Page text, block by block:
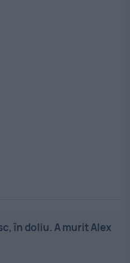
în doliu. A murit Alex